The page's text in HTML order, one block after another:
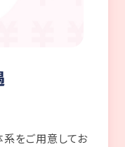
をご用意してお